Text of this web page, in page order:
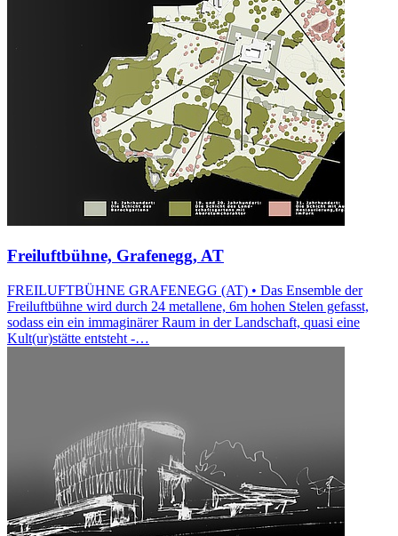
Freiluftbühne, Grafenegg, AT
FREILUFTBÜHNE GRAFENEGG (AT) • Das Ensemble der
Freiluftbühne wird durch 24 metallene, 6m hohen Stelen gefasst,
sodass ein ein immaginärer Raum in der Landschaft, quasi eine
Kult(ur)stätte entsteht -…